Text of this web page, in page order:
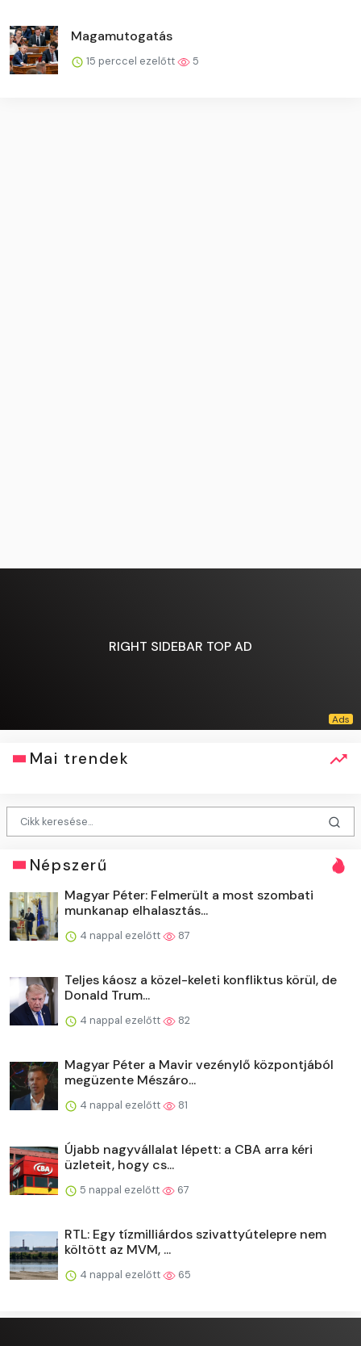
Magamutogatás
15 perccel ezelőtt 5
RIGHT SIDEBAR TOP AD
Mai trendek
Népszerű
Magyar Péter: Felmerült a most szombati
munkanap elhalasztás...
4 nappal ezelőtt 87
Teljes káosz a közel-keleti konfliktus körül, de
Donald Trum...
4 nappal ezelőtt 82
Magyar Péter a Mavir vezénylő központjából
megüzente Mészáro...
4 nappal ezelőtt 81
Újabb nagyvállalat lépett: a CBA arra kéri
üzleteit, hogy cs...
5 nappal ezelőtt 67
RTL: Egy tízmilliárdos szivattyútelepre nem
költött az MVM, ...
4 nappal ezelőtt 65